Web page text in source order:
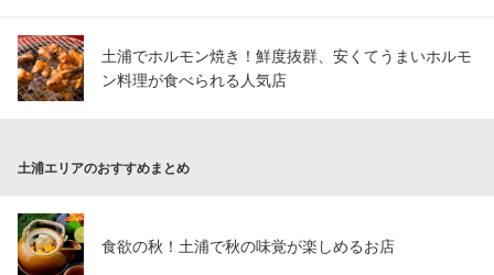
土浦でホルモン焼き！鮮度抜群、安くてうまいホルモ
ン料理が食べられる人気店
土浦エリアのおすすめまとめ
食欲の秋！土浦で秋の味覚が楽しめるお店